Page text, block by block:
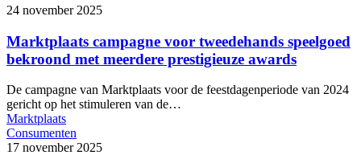
24 november 2025
Marktplaats campagne voor tweedehands speelgoed
bekroond met meerdere prestigieuze awards
De campagne van Marktplaats voor de feestdagenperiode van 2024
gericht op het stimuleren van de…
Marktplaats
Consumenten
17 november 2025